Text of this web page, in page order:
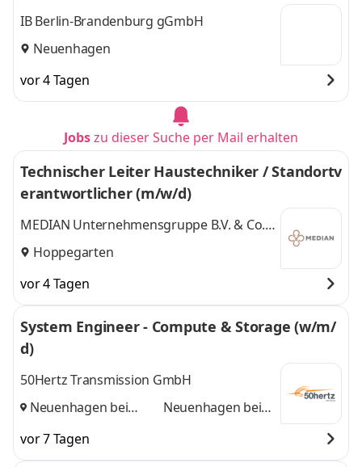
IB Berlin-Brandenburg gGmbH
Neuenhagen
vor 4 Tagen
Jobszu dieser Suche per Mail erhalten
Technischer Leiter Haustechniker / Standortv
erantwortlicher (m/w/d)
MEDIAN Unternehmensgruppe B.V. & Co.
KGHoppegarten
vor 4 Tagen
System Engineer - Compute & Storage (w/m/
d)
50Hertz Transmission GmbH
Neuenhagen bei
Neuenhagen bei
vor 7 Tagen